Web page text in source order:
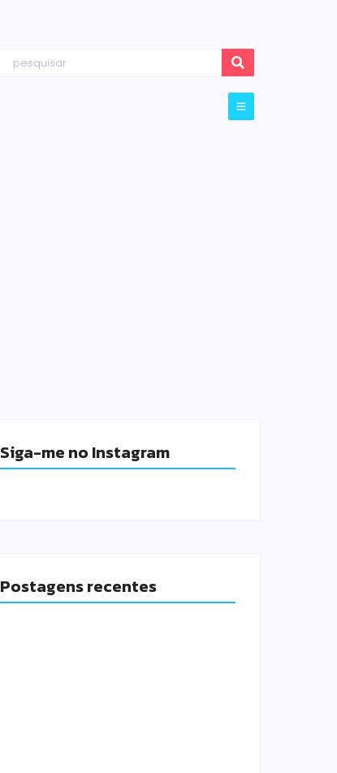
Siga-me no Instagram
Postagens recentes